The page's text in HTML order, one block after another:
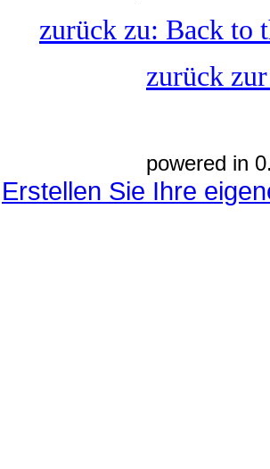
zurück zu: Back to
zurück
powered in
Erstellen Sie Ihre